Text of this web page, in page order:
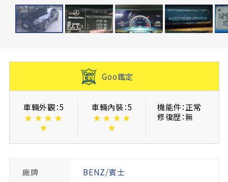
Goo鑑定
車輛外觀：5
★ ★ ★ ★
★
車輛內裝：5
★ ★ ★ ★
★
機能件：正常
修復歴：無
廠牌 BENZ/賓士